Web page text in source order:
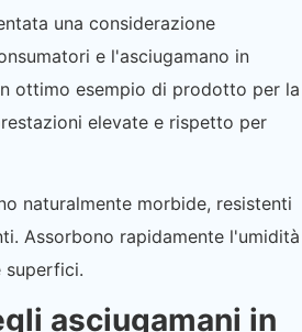
una considerazione
e l'asciugamano in
ottimo esempio di prodotto per la
elevate e rispetto per
naturalmente morbide, resistenti
Assorbono rapidamente l'umidità
superfici.
asciugamani in